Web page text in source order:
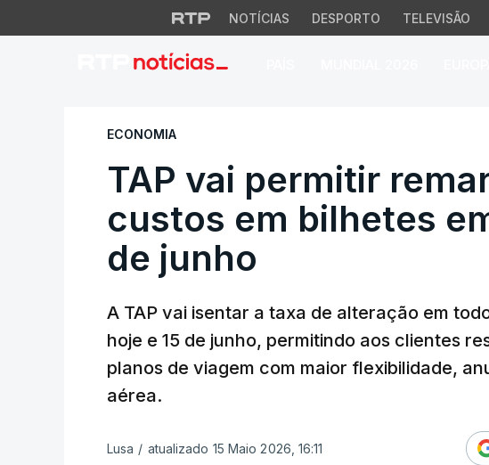
NOTÍCIAS DESPORTO TELEVISÃO
TAP vai permitir
ECONOMIA
TAP vai permitir
custos em bilhetes
de junho
A TAP vai isentar a taxa de alteração em
hoje e 15 de junho, permitindo aos clientes
planos de viagem com maior flexibilidade,
aérea.
Lusa / atualizado 15 Maio 2026, 16:11